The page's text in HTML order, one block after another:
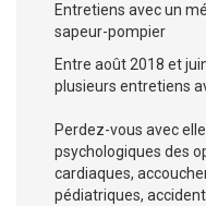
Entretiens avec un
sapeur-pompier
Entre août 2018 et
plusieurs entretiens
Perdez-vous avec
psychologiques des
cardiaques,
pédiatriques,